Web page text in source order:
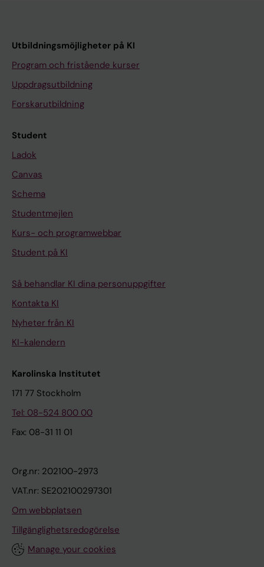
Utbildningsmöjligheter på KI
Program och fristående kurser
Uppdragsutbildning
Forskarutbildning
Student
Ladok
Canvas
Schema
Studentmejlen
Kurs- och programwebbar
Student på KI
Så behandlar KI dina personuppgifter
Kontakta KI
Nyheter från KI
KI-kalendern
Karolinska Institutet
171 77 Stockholm
Tel: 08-524 800 00
Fax: 08-31 11 01
Org.nr: 202100-2973
VAT.nr: SE202100297301
Om webbplatsen
Tillgänglighetsredogörelse
Manage your cookies